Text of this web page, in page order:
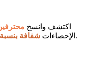
اكتشف وانسخ
الإحصاءات شفافة بنسبة 100% ومُتحقَّق منها بشكل مستقل.